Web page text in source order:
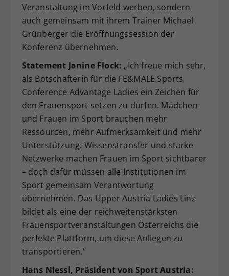
Veranstaltung im Vorfeld werben, sondern
auch gemeinsam mit ihrem Trainer Michael
Grünberger die Eröffnungssession der
Konferenz übernehmen.
Statement Janine Flock: „Ich freue mich sehr,
als Botschafterin für die FE&MALE Sports
Conference Advantage Ladies ein Zeichen für
den Frauensport setzen zu dürfen. Mädchen
und Frauen im Sport brauchen mehr
Ressourcen, mehr Aufmerksamkeit und mehr
Unterstützung. Wissenstransfer und starke
Netzwerke machen Frauen im Sport sichtbarer
– doch dafür müssen alle Institutionen im
Sport gemeinsam Verantwortung
übernehmen. Das Upper Austria Ladies Linz
bildet als eine der reichweitenstärksten
Frauensportveranstaltungen Österreichs die
perfekte Plattform, um diese Anliegen zu
transportieren.“
Hans Niessl, Präsident von Sport Austria: